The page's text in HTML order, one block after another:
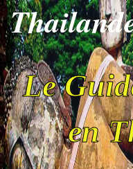
Le
en